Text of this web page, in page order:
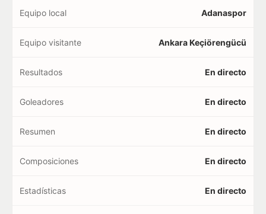
Equipo local Adanaspor
Equipo visitante Ankara Keçiörengücü
Resultados En directo
Goleadores En directo
Resumen En directo
Composiciones En directo
Estadísticas En directo